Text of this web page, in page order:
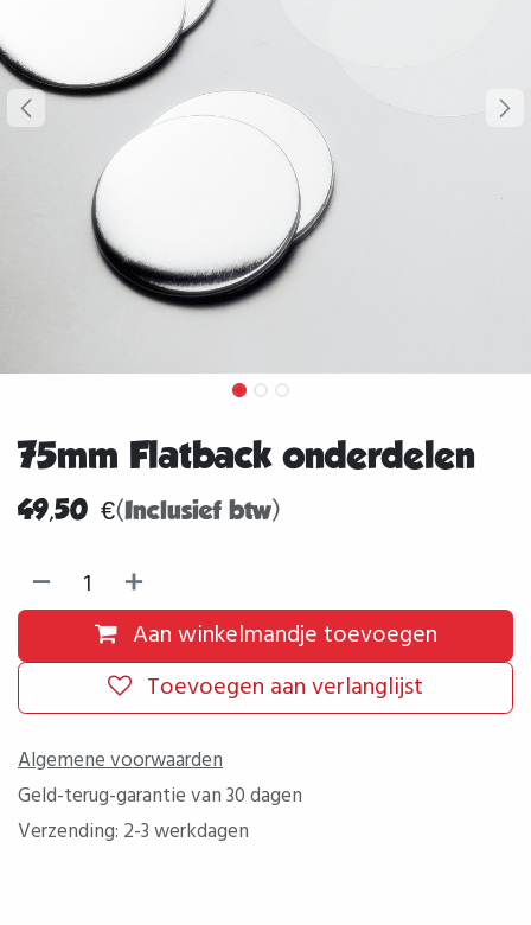
75mm Flatback onderdelen
49,50 €(Inclusief btw)
Aan winkelmandje toevoegen
Toevoegen aan verlanglijst
Algemene voorwaarden
Geld-terug-garantie van 30 dagen
Verzending: 2-3 werkdagen